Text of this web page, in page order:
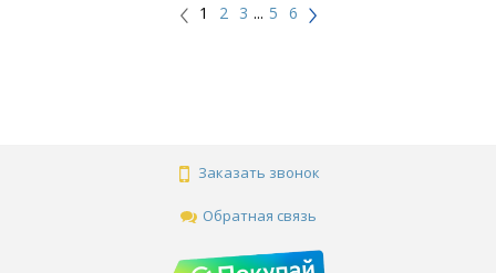
1 2 3 ... 5 6
Заказать звонок
Обратная связь